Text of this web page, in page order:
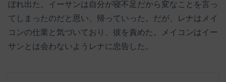
ぼれ出た。イーサンは自分が寝不足だから変なことを言っ
てしまったのだと思い、帰っていった。だが、レナはメイ
コンの仕業と気づいており、彼を責めた。メイコンはイー
サンとは会わないようレナに忠告した。